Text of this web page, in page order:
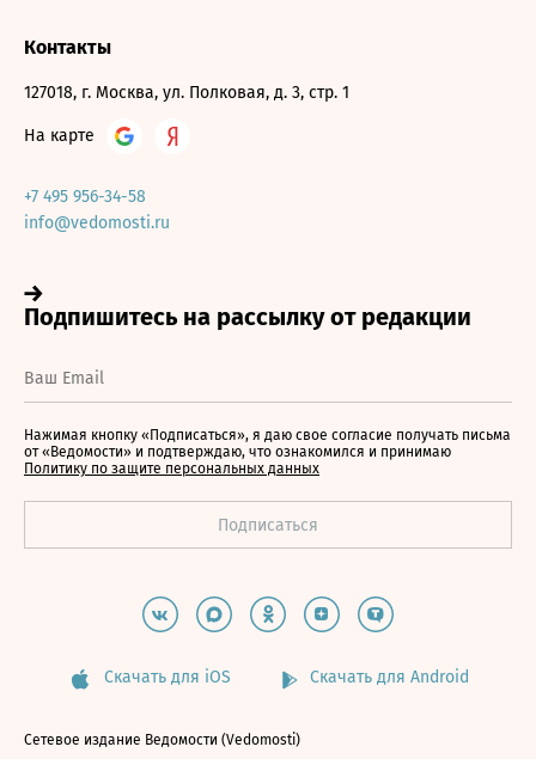
Контакты
127018, г. Москва, ул. Полковая, д. 3, стр. 1
На карте
+7 495 956-34-58
info@vedomosti.ru
Нажимая кнопку «Подписаться», я даю свое согласие получать письма
от «Ведомости» и подтверждаю, что ознакомился и принимаю
Политику по защите персональных данных
Скачать для iOS Скачать для Android
Сетевое издание Ведомости (Vedomosti)